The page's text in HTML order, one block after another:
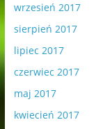
wrzesień 2017
sierpień 2017
lipiec 2017
czerwiec 2017
maj 2017
kwiecień 2017